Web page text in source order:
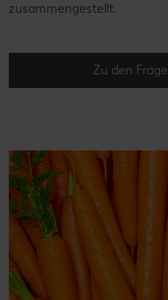
zusammengestellt.
Zu den